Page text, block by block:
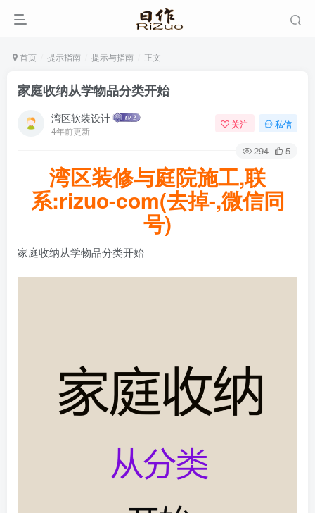
首页 提示指南 提示与指南 正文
家庭收纳从学物品分类开始
湾区软装设计
4年前更新
关注 私信
294 5
湾区装修与庭院施工,联
系:rizuo-com(去掉-,微信同
号)
家庭收纳从学物品分类开始